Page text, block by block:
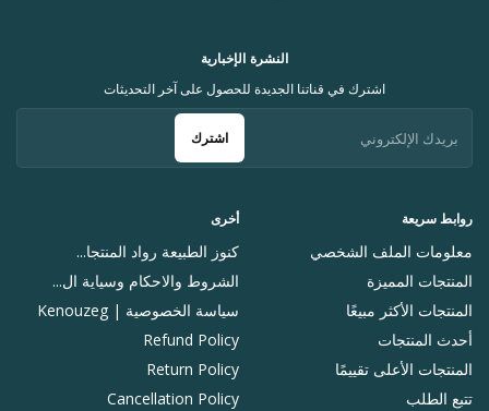
روابط سريعة
معلومات الملف الشخصي
المنتجات المميزة
المنتجات الأكثر مبيعًا
أحدث المنتجات
المنتجات الأعلى تقييمًا
تتبع الطلب
أخرى
كنوز الطبيعة رواد المنتجا...
الشروط والاحكام وسياية ال...
سياسة الخصوصية | Kenouzeg
Refund Policy
Return Policy
Cancellation Policy
النشرة الإخبارية
اشترك في قناتنا الجديدة للحصول على آخر التحديثات
اشترك